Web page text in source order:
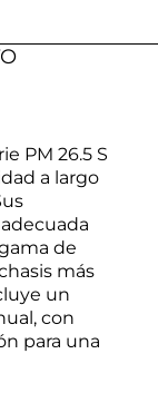
PM 26.5 S
a largo
de
más
un
con
para una